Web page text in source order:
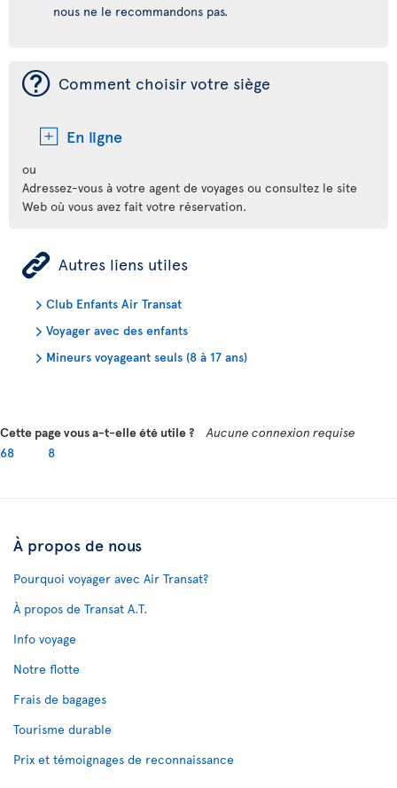
nous ne le recommandons pas.
¯ Comment choisir votre siège
En ligne
ou
Adressez-vous à votre agent de voyages ou consultez le site
Web où vous avez fait votre réservation.
ÿ Autres liens utiles
Club Enfants Air Transat
Voyager avec des enfants
Mineurs voyageant seuls (8 à 17 ans)
Cette page vous a-t-elle été utile ?
Aucune connexion requise
68
8
À propos de nous
Pourquoi voyager avec Air Transat?
À propos de Transat A.T.
Info voyage
Notre flotte
Frais de bagages
Tourisme durable
Prix et témoignages de reconnaissance